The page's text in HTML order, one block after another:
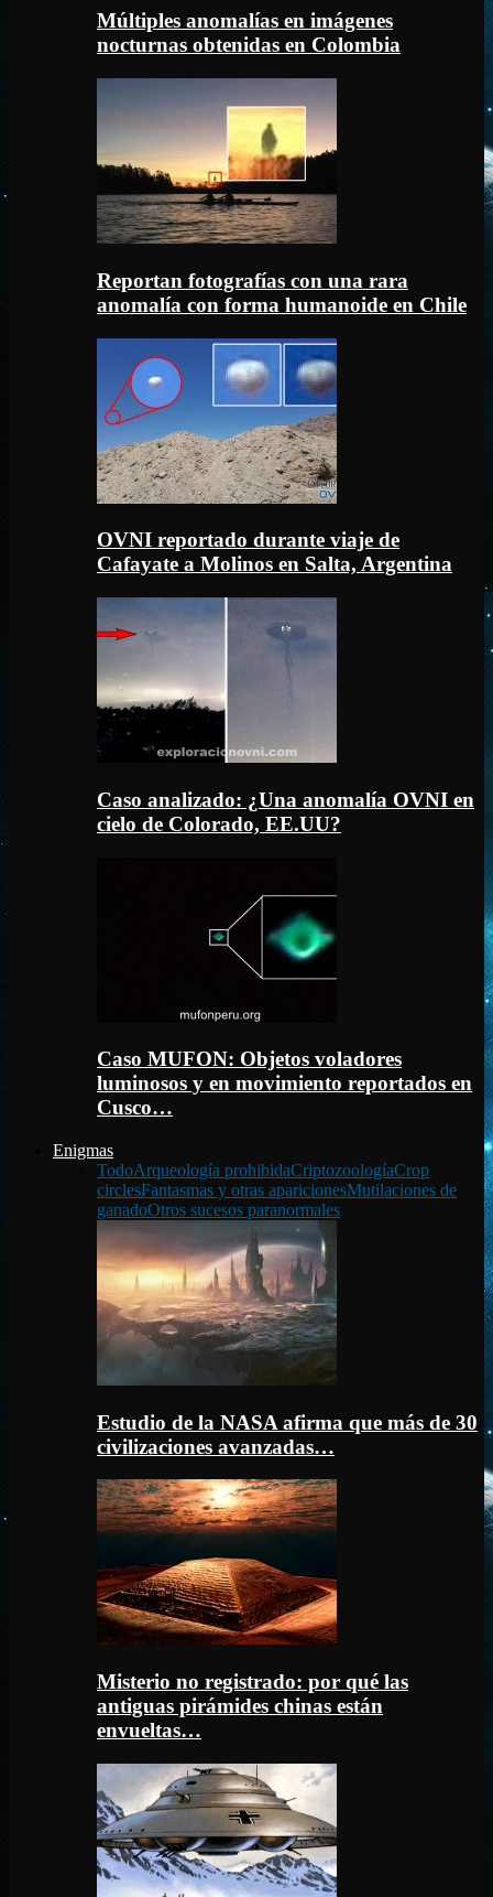
Múltiples anomalías en imágenes
nocturnas obtenidas en Colombia
Reportan fotografías con una rara
anomalía con forma humanoide en Chile
OVNI reportado durante viaje de
Cafayate a Molinos en Salta, Argentina
Caso analizado: ¿Una anomalía OVNI en
cielo de Colorado, EE.UU?
Caso MUFON: Objetos voladores
luminosos y en movimiento reportados en
Cusco…
Enigmas
TodoArqueología prohibidaCriptozoologíaCrop
circlesFantasmas y otras aparicionesMutilaciones de
ganadoOtros sucesos paranormales
Estudio de la NASA afirma que más de 30
civilizaciones avanzadas…
Misterio no registrado: por qué las
antiguas pirámides chinas están
envueltas…